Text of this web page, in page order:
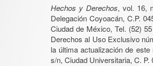
Hechos y Derechos, vol. 16,
Delegación Coyoacán, C.P.
Ciudad de México, Tel. (52)
Derechos al Uso Exclusivo
la última actualización de
s/n, Ciudad Universitaria, C.